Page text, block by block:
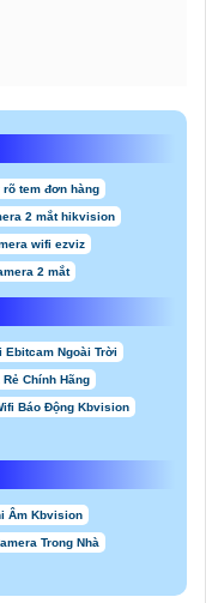
tem đơn hàng
2 mắt hikvision
wifi ezviz
2 mắt
Ebitcam Ngoài Trời
Chính Hãng
Báo Động Kbvision
Âm Kbvision
Trong Nhà